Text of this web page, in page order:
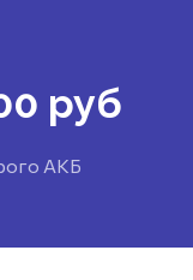
руб
АКБ